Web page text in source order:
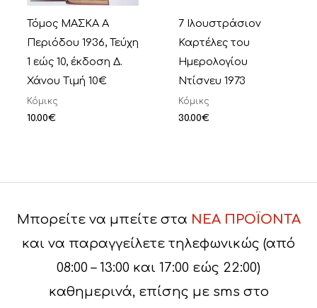
Τόμος ΜΑΣΚΑ Α
Περιόδου 1936, Τεύχη
1 εώς 10, έκδοση Δ.
Χάνου Τιμή 10€
Κόμικς
10.00€
7 Ιλουστράσιον
Καρτέλες του
Ημερολογίου
Ντίσνευ 1973
Κόμικς
30.00€
Μπορείτε να μπείτε στα ΝΕΑ ΠΡΟΪΟΝΤΑ
και να παραγγείλετε τηλεφωνικώς (από
08:00 – 13:00 και 17:00 εώς 22:00)
καθημερινά, επίσης με sms στο